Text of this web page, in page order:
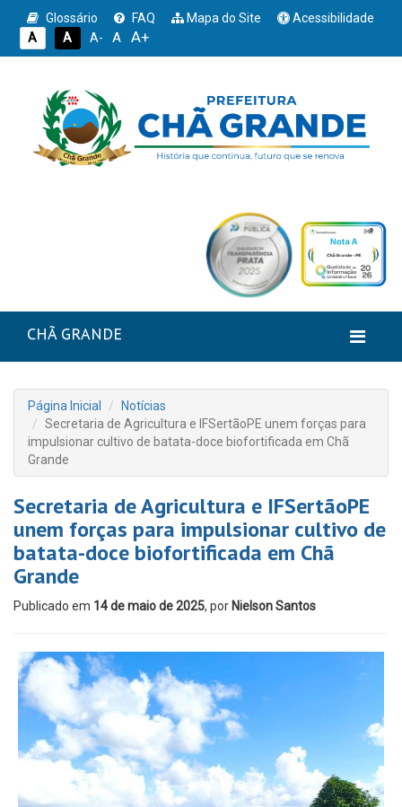
Glossário FAQ Mapa do Site
Acessibilidade
A
A A- A A+
CHÃ GRANDE
Página Inicial
Notícias
Secretaria de Agricultura e IFSertãoPE unem forças para
impulsionar cultivo de batata-doce biofortificada em Chã
Grande
Secretaria de Agricultura e IFSertãoPE
unem forças para impulsionar cultivo de
batata-doce biofortificada em Chã
Grande
Publicado em 14 de maio de 2025, por Nielson Santos